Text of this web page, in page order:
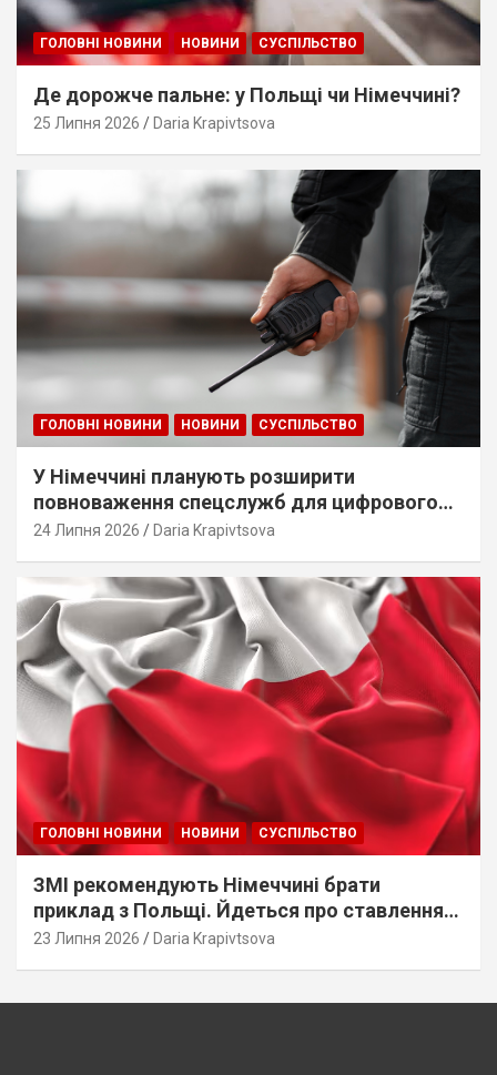
ГОЛОВНІ НОВИНИ НОВИНИ СУСПІЛЬСТВО
Де дорожче пальне: у Польщі чи Німеччині?
25 Липня 2026 Daria Krapivtsova
ГОЛОВНІ НОВИНИ НОВИНИ СУСПІЛЬСТВО
У Німеччині планують розширити
повноваження спецслужб для цифрового
стеження
24 Липня 2026 Daria Krapivtsova
ГОЛОВНІ НОВИНИ НОВИНИ СУСПІЛЬСТВО
ЗМІ рекомендують Німеччині брати
приклад з Польщі. Йдеться про ставлення
до українців
23 Липня 2026 Daria Krapivtsova